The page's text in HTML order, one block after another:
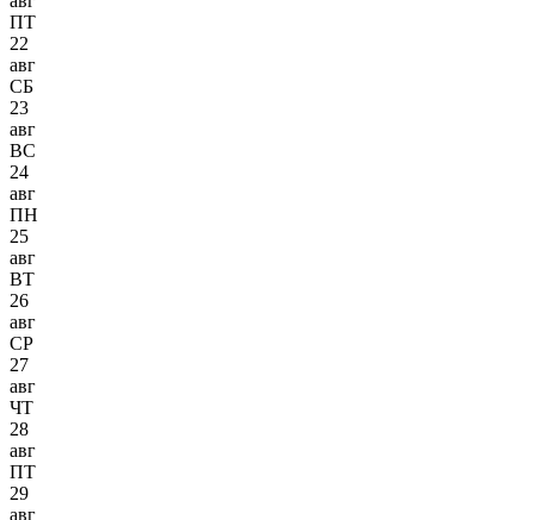
ПТ
22
авг
СБ
23
авг
ВС
24
авг
ПН
25
авг
ВТ
26
авг
СР
27
авг
ЧТ
28
авг
ПТ
29
авг